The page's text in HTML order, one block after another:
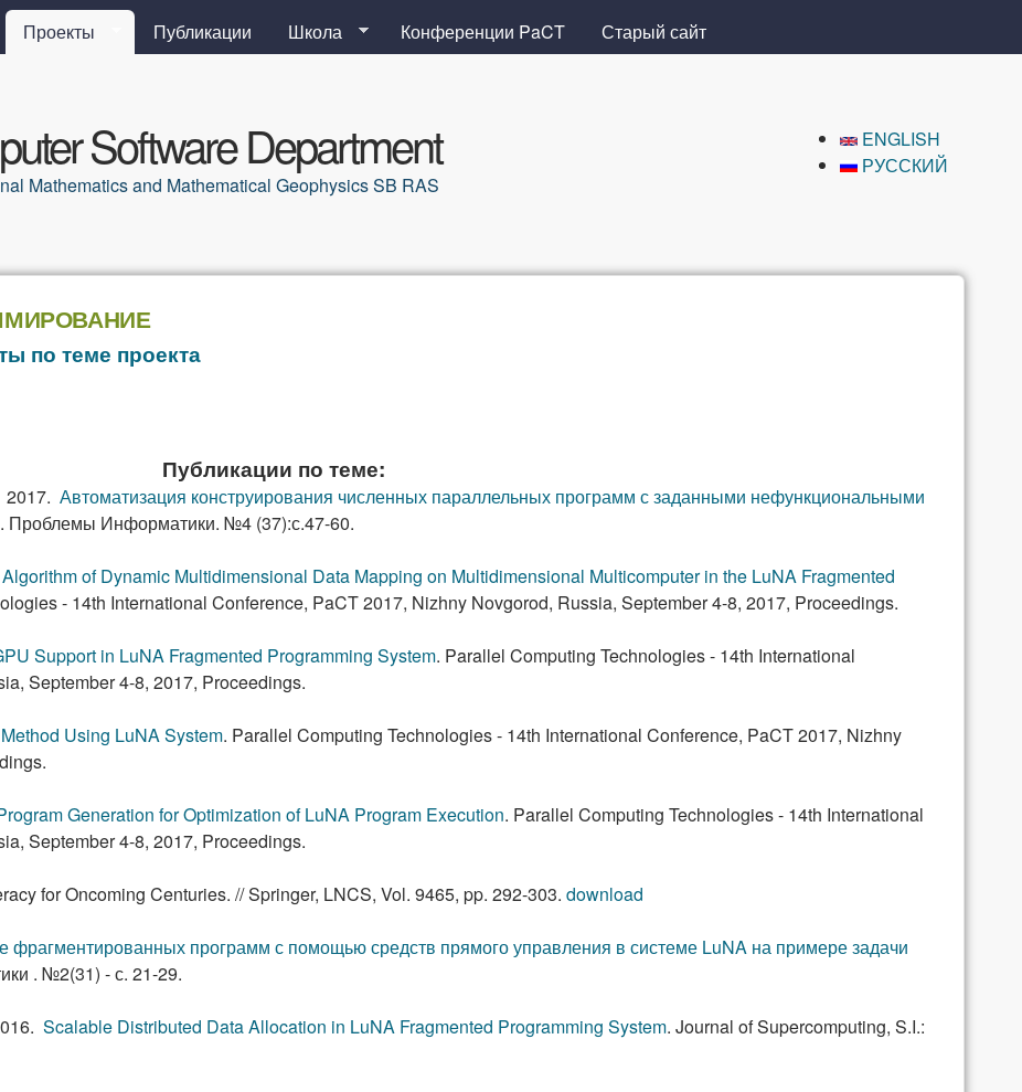
содержанию
Проекты Публикации Школа Конференции PaCT Старый сайт
Software Department
Mathematics and Mathematical Geophysics SB RAS
ENGLISH
РУССКИЙ
по теме проекта
Публикации по теме:
2017. Автоматизация конструирования численных параллельных программ с заданными нефункциональными
. Проблемы Информатики. №4 (37):с.47-60.
of Dynamic Multidimensional Data Mapping on Multidimensional Multicomputer in the LuNA Fragmented
- 14th International Conference, PaCT 2017, Nizhny Novgorod, Russia, September 4-8, 2017, Proceedings.
Support in LuNA Fragmented Programming System. Parallel Computing Technologies - 14th International
September 4-8, 2017, Proceedings.
Using LuNA System. Parallel Computing Technologies - 14th International Conference, PaCT 2017, Nizhny
Generation for Optimization of LuNA Program Execution. Parallel Computing Technologies - 14th International
September 4-8, 2017, Proceedings.
for Oncoming Centuries. // Springer, LNCS, Vol. 9465, pp. 292-303. download
программ с помощью средств прямого управления в системе LuNA на примере задачи
. №2(31) - с. 21-29.
Scalable Distributed Data Allocation in LuNA Fragmented Programming System. Journal of Supercomputing, S.I.: